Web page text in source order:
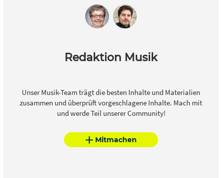
Redaktion Musik
Unser Musik-Team trägt die besten Inhalte und Materialien
zusammen und überprüft vorgeschlagene Inhalte. Mach mit
und werde Teil unserer Community!
Mitmachen